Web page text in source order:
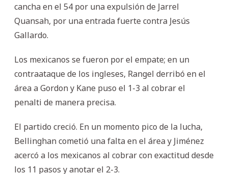
cancha en el 54 por una expulsión de Jarrel
Quansah, por una entrada fuerte contra Jesús
Gallardo.
Los mexicanos se fueron por el empate; en un
contraataque de los ingleses, Rangel derribó en el
área a Gordon y Kane puso el 1-3 al cobrar el
penalti de manera precisa.
El partido creció. En un momento pico de la lucha,
Bellinghan cometió una falta en el área y Jiménez
acercó a los mexicanos al cobrar con exactitud desde
los 11 pasos y anotar el 2-3.